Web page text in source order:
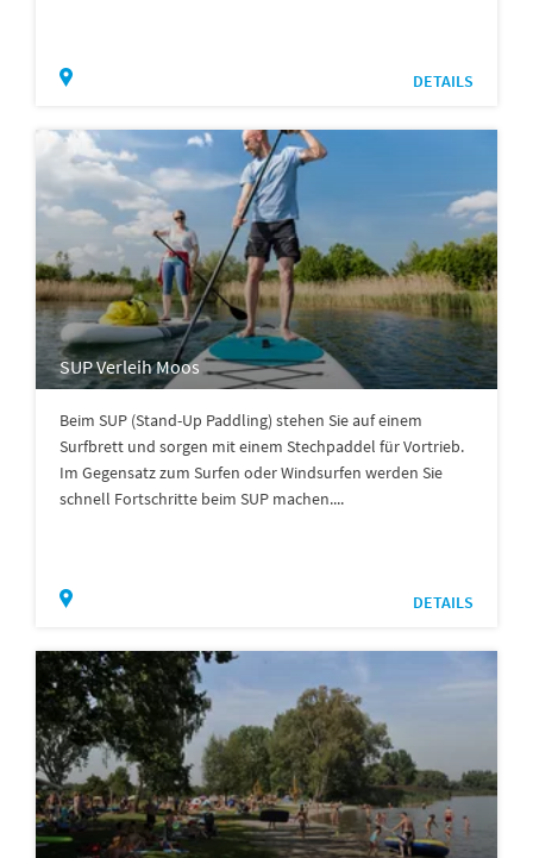
DETAILS
SUP Verleih Moos
Beim SUP (Stand-Up Paddling) stehen Sie auf einem
Surfbrett und sorgen mit einem Stechpaddel für Vortrieb.
Im Gegensatz zum Surfen oder Windsurfen werden Sie
schnell Fortschritte beim SUP machen....
DETAILS